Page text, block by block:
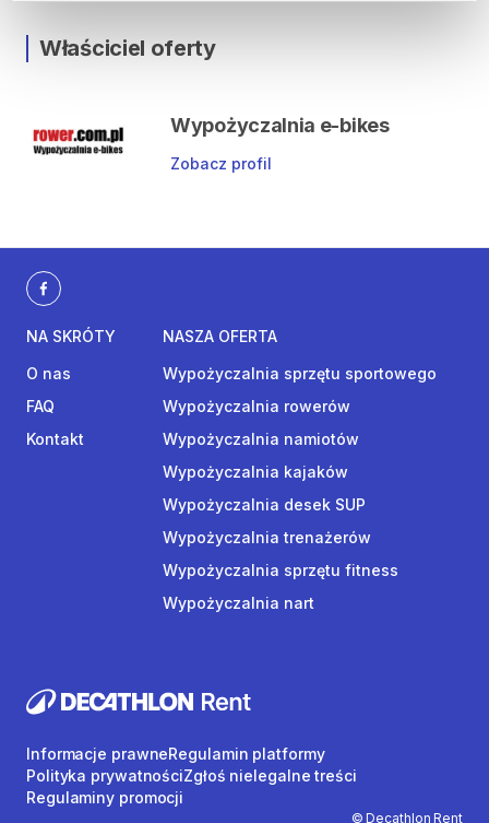
Właściciel oferty
Wypożyczalnia e-bikes
Zobacz profil
NA SKRÓTY
O nas
FAQ
Kontakt
NASZA OFERTA
Wypożyczalnia sprzętu sportowego
Wypożyczalnia rowerów
Wypożyczalnia namiotów
Wypożyczalnia kajaków
Wypożyczalnia desek SUP
Wypożyczalnia trenażerów
Wypożyczalnia sprzętu fitness
Wypożyczalnia nart
© Decathlon Rent
Informacje prawneRegulamin platformy
Polityka prywatnościZgłoś nielegalne treści
Regulaminy promocji